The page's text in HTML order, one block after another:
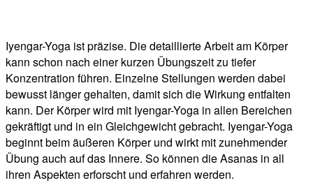
Iyengar-Yoga ist präzise. Die detaillierte Arbeit am Körper
kann schon nach einer kurzen Übungszeit zu tiefer
Konzentration führen. Einzelne Stellungen werden dabei
bewusst länger gehalten, damit sich die Wirkung entfalten
kann. Der Körper wird mit Iyengar-Yoga in allen Bereichen
gekräftigt und in ein Gleichgewicht gebracht. Iyengar-Yoga
beginnt beim äußeren Körper und wirkt mit zunehmender
Übung auch auf das Innere. So können die Asanas in all
ihren Aspekten erforscht und erfahren werden.